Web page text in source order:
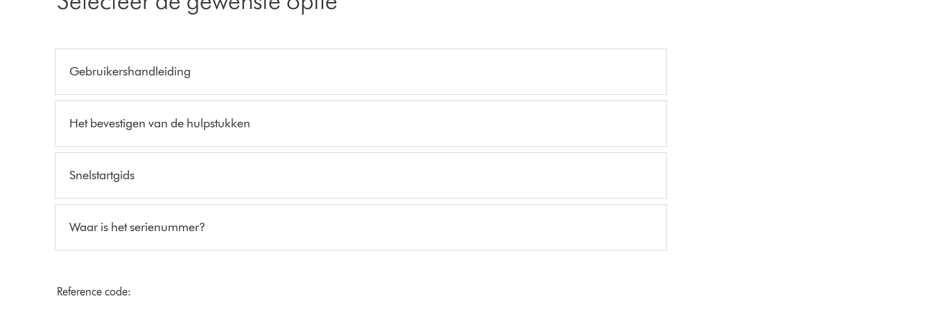
Gebruikershandleiding
Het bevestigen van de hulpstukken
Snelstartgids
Waar is het serienummer?
Reference code: